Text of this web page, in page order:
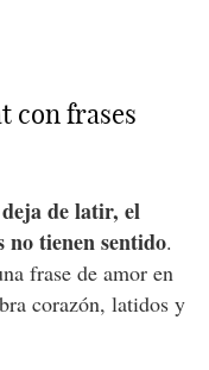
con frases
de latir, el
no tienen sentido.
frase de amor en
corazón, latidos y